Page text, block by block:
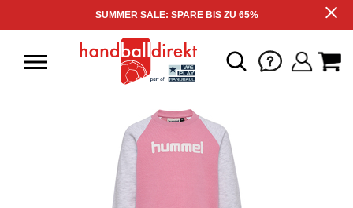
SUMMER SALE: SPARE BIS ZU 65%